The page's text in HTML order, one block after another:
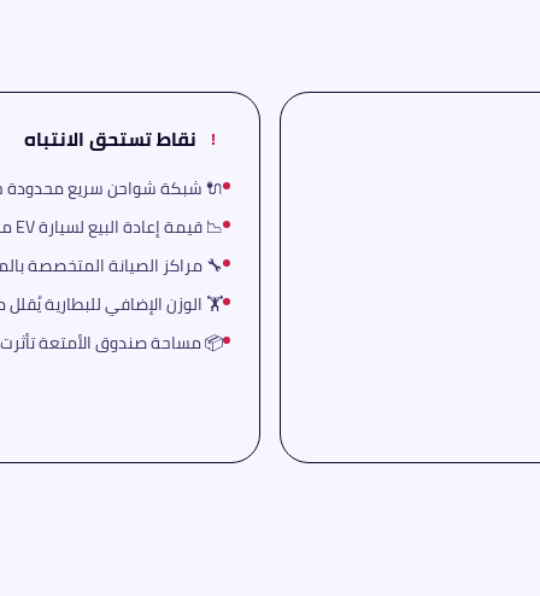
! نقاط تستحق الانتباه
🔌 شبكة شواحن سريع محدودة
📉 قيمة إعادة البيع لسيارة EV من علامة ناشئة غير معروفة
🔧 مراكز الصيانة المتخصصة
🏋️ الوزن الإضافي للبطارية
📦 مساحة صندوق الأمتعة تأثرت